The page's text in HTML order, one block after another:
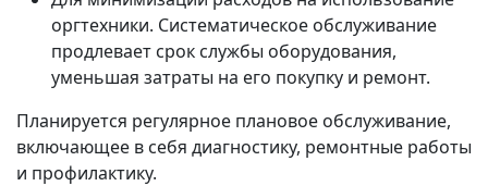
оргтехники. Систематическое обслуживание
продлевает срок службы оборудования,
уменьшая затраты на его покупку и ремонт.
Планируется регулярное плановое обслуживание,
включающее в себя диагностику, ремонтные работы
и профилактику.